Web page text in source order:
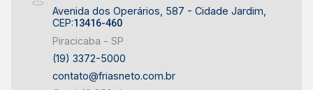
Avenida dos Operários, 587 - Cidade Jardim,
CEP:13416-460
Piracicaba - SP
(19) 3372-5000
contato@friasneto.com.br